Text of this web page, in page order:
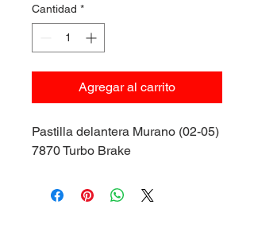
Cantidad *
Agregar al carrito
Pastilla delantera Murano (02-05)
7870 Turbo Brake